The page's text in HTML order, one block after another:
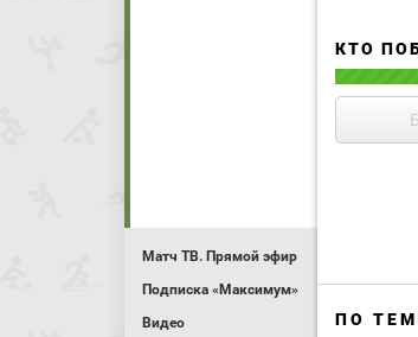
Матч ТВ. Прямой эфир
Подписка «Максимум»
Видео
КТО
ПО